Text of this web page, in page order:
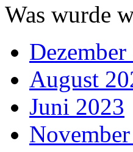
Was wurde
August
Juni 2023